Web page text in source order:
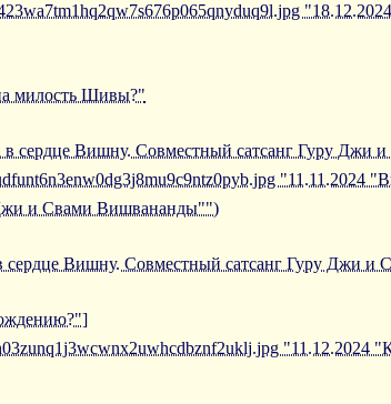
милость Шивы?"
сердце Вишну. Совместный сатсанг Гуру Джи
и Свами Вишвананды"")
Вишну. Совместный сатсанг Гуру Джи и
"11.12.2024